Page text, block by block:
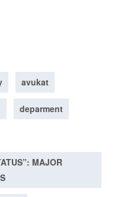
avukat
deparment
MAJOR